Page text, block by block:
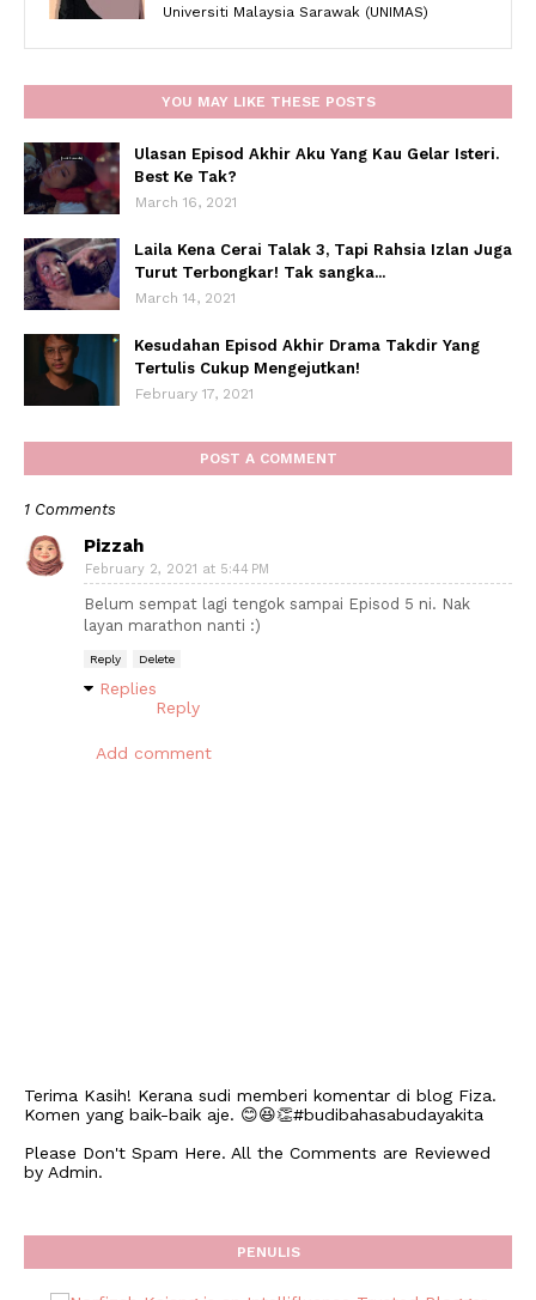
Universiti Malaysia Sarawak (UNIMAS)
YOU MAY LIKE THESE POSTS
Ulasan Episod Akhir Aku Yang Kau Gelar Isteri.
Best Ke Tak?
March 16, 2021
Laila Kena Cerai Talak 3, Tapi Rahsia Izlan Juga
Turut Terbongkar! Tak sangka...
March 14, 2021
Kesudahan Episod Akhir Drama Takdir Yang
Tertulis Cukup Mengejutkan!
February 17, 2021
POST A COMMENT
1 Comments
Pizzah
February 2, 2021 at 5:44 PM
Belum sempat lagi tengok sampai Episod 5 ni. Nak
layan marathon nanti :)
Reply Delete
Replies
Reply
Add comment
Terima Kasih! Kerana sudi memberi komentar di blog Fiza.
Komen yang baik-baik aje. 😊😆👏#budibahasabudayakita
Please Don't Spam Here. All the Comments are Reviewed
by Admin.
PENULIS